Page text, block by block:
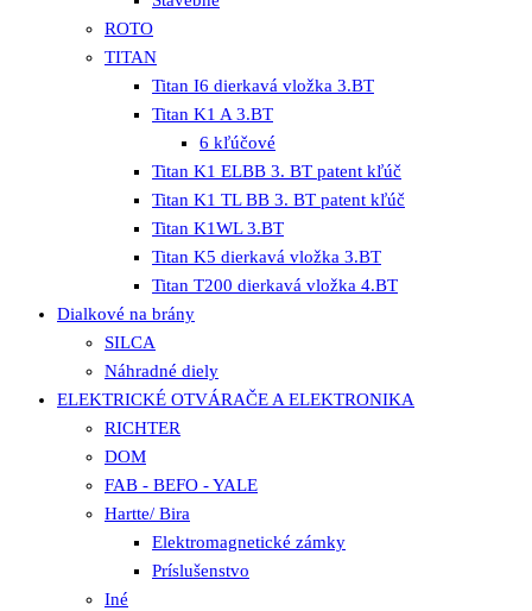
ROTO
TITAN
Titan I6 dierkavá vložka 3.BT
Titan K1 A 3.BT
6 kľúčové
Titan K1 ELBB 3. BT patent kľúč
Titan K1 TL BB 3. BT patent kľúč
Titan K1WL 3.BT
Titan K5 dierkavá vložka 3.BT
Titan T200 dierkavá vložka 4.BT
Dialkové na brány
SILCA
Náhradné diely
ELEKTRICKÉ OTVÁRAČE A ELEKTRONIKA
RICHTER
DOM
FAB - BEFO - YALE
Hartte/ Bira
Elektromagnetické zámky
Príslušenstvo
Iné